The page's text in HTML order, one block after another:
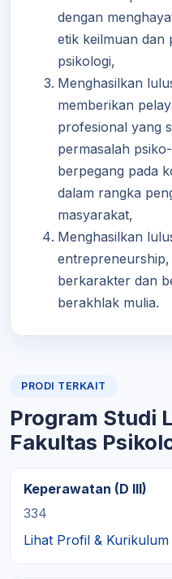
dengan
etik keilmuan dan
psikologi,
Menghasilkan
memberikan
profesional yang
permasalah
berpegang pada
dalam rangka
masyarakat,
Menghasilkan
berkarakter dan
berakhlak mulia.
PRODI TERKAIT
Program Studi
Fakultas
Keperawatan (D III)
334
Lihat Profil & Kurikulum